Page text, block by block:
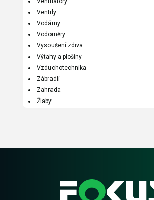
Ventily
Vodárny
Vodoměry
Vysoušení zdiva
Výtahy a plošiny
Vzduchotechnika
Zábradlí
Zahrada
Žlaby